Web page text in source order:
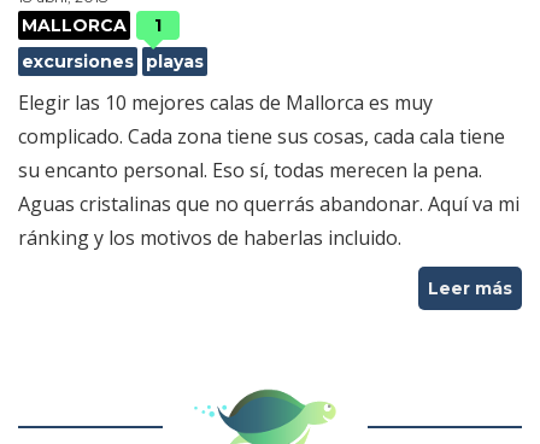
MALLORCA
1
excursiones
playas
Elegir las 10 mejores calas de Mallorca es muy
complicado. Cada zona tiene sus cosas, cada cala tiene
su encanto personal. Eso sí, todas merecen la pena.
Aguas cristalinas que no querrás abandonar. Aquí va mi
ránking y los motivos de haberlas incluido.
Leer más